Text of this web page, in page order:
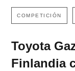
COMPETICIÓN
Toyota
Finlandia